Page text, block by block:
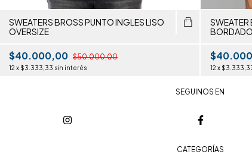
SWEATERS BROSS PUNTO INGLES LISO
OVERSIZE
$40.000,00 $50.000,00
12 x $3.333,33 sin interés 12 x
SEGUINOS EN
CATEGORÍAS